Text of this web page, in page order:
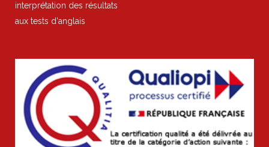
interprétation des résultats
aux tests d'anglais